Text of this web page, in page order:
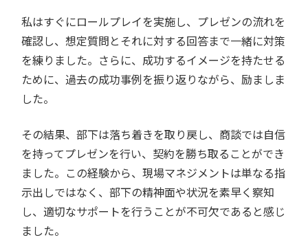
私はすぐにロールプレイを実施し、プレゼンの流れを
確認し、想定質問とそれに対する回答まで一緒に対策
を練りました。さらに、成功するイメージを持たせる
ために、過去の成功事例を振り返りながら、励ましま
した。
その結果、部下は落ち着きを取り戻し、商談では自信
を持ってプレゼンを行い、契約を勝ち取ることができ
ました。この経験から、現場マネジメントは単なる指
示出しではなく、部下の精神面や状況を素早く察知
し、適切なサポートを行うことが不可欠であると感じ
ました。